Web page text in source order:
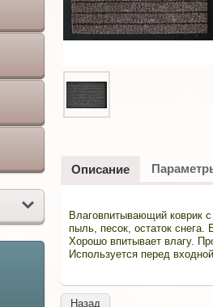
Описание
Влаговпитывающий коврик
пыль, песок, остаток
Хорошо впитывает влагу.
Используется перед
Назад